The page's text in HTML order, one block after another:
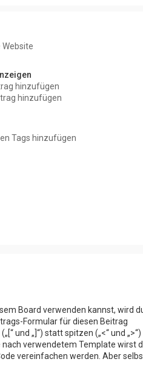
Website
hinzufügen
hinzufügen
Tags hinzufügen
Board verwenden kannst, wird
Formular für diesen Beitrag
und „]“) statt spitzen („<“ und „>“)
verwendetem Template wirst
vereinfachen werden. Aber